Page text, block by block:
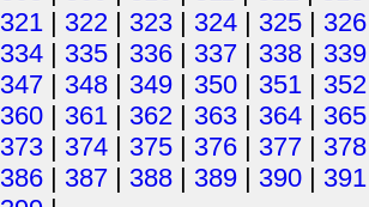
321 | 322 | 323 | 324 | 325 | 326
334 | 335 | 336 | 337 | 338 | 339
347 | 348 | 349 | 350 | 351 | 352
360 | 361 | 362 | 363 | 364 | 365
373 | 374 | 375 | 376 | 377 | 378
386 | 387 | 388 | 389 | 390 | 391